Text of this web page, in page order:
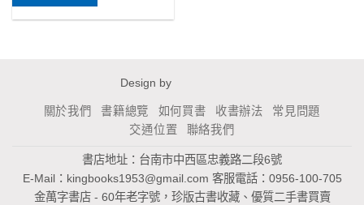
Design by
關於我們 書籍總覽 如何買書 收書辦法
常見問題
交通位置
聯絡我們
書店地址：台南市中西區忠義路二段6號
E-Mail： kingbooks1953@gmail.com 客服電話：0956-100-705
金萬字書店 - 60年老字號，珍版古書收藏、優質二手書買賣